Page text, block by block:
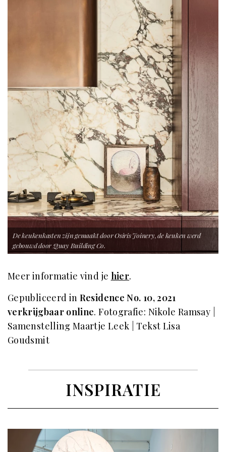
De keukenkasten zijn gemaakt door Osiris Joinery, de keuken werd
gebouwd door Quay Building Co.
Meer informatie vind je hier.
Gepubliceerd in Residence No. 10, 2021
verkrijgbaar online. Fotografie: Nikole Ramsay |
Samenstelling Maartje Leek | Tekst Lisa
Goudsmit
INSPIRATIE